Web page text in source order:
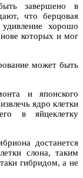
завершено в
что берцовая
хорошо
которых и мог
может быть
и японского
ядро клетки
в яйцеклетку
достанется
слона, таким
гибридом, а не